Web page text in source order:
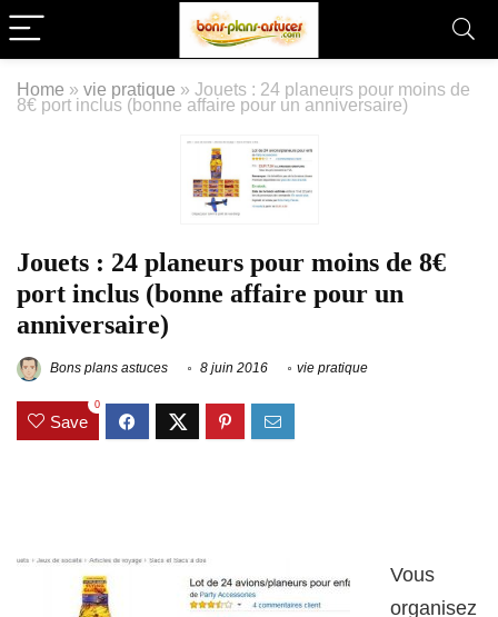
Home » vie pratique » Jouets : 24 planeurs pour moins de
8€ port inclus (bonne affaire pour un anniversaire)
Jouets : 24 planeurs pour moins de 8€
port inclus (bonne affaire pour un
anniversaire)
Bons plans astuces 8 juin 2016 vie pratique
Save
0
Vous
organisez